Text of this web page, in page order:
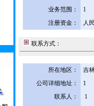
业务范围：
1
注册资金：
人
联系方式：
所在地区：
吉
公司详细地址：
1
联系人：
1